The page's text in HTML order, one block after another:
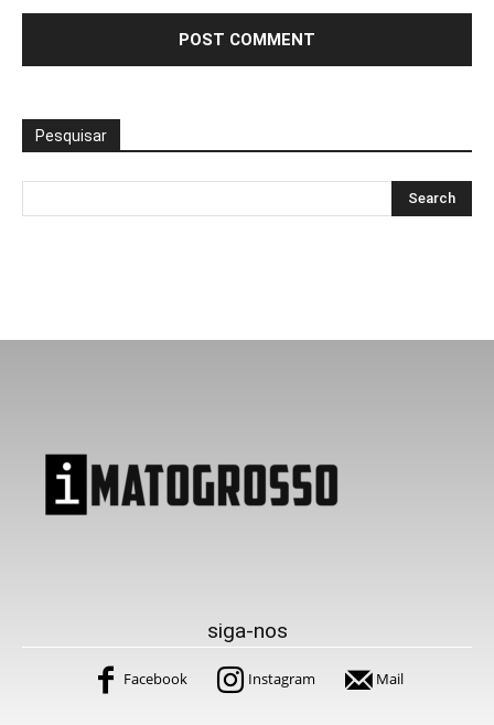
Pesquisar
siga-nos
Facebook Instagram Mail